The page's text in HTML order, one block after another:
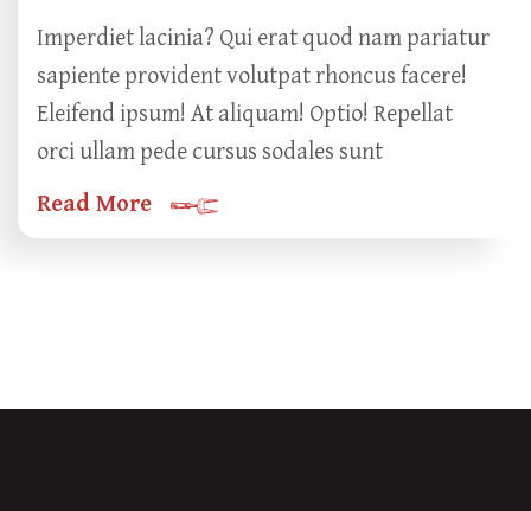
Imperdiet lacinia? Qui erat quod nam pariatur
sapiente provident volutpat rhoncus facere!
Eleifend ipsum! At aliquam! Optio! Repellat
orci ullam pede cursus sodales sunt
Read More